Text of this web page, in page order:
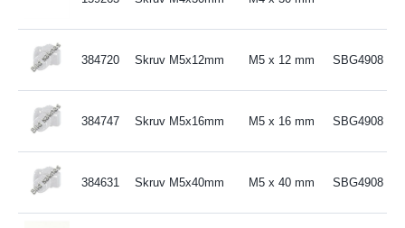
384720 Skruv M5x12mm M5 x 12 mm SBG4908
384747 Skruv M5x16mm M5 x 16 mm SBG4908
384631 Skruv M5x40mm M5 x 40 mm SBG4908